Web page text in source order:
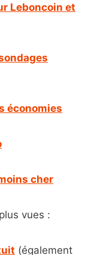
Leboncoin et
économies
cher
vues :
(également